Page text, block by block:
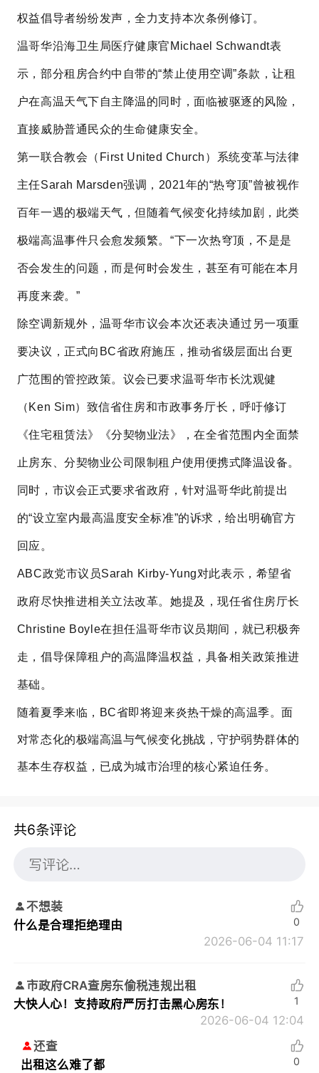
权益倡导者纷纷发声，全力支持本次条例修订。
温哥华沿海卫生局医疗健康官Michael Schwandt表
示，部分租房合约中自带的“禁止使用空调”条款，让租
户在高温天气下自主降温的同时，面临被驱逐的风险，
直接威胁普通民众的生命健康安全。
第一联合教会（First United Church）系统变革与法律
主任Sarah Marsden强调，2021年的“热穹顶”曾被视作
百年一遇的极端天气，但随着气候变化持续加剧，此类
极端高温事件只会愈发频繁。“下一次热穹顶，不是是
否会发生的问题，而是何时会发生，甚至有可能在本月
再度来袭。”
除空调新规外，温哥华市议会本次还表决通过另一项重
要决议，正式向BC省政府施压，推动省级层面出台更
广范围的管控政策。议会已要求温哥华市长沈观健
（Ken Sim）致信省住房和市政事务厅长，呼吁修订
《住宅租赁法》《分契物业法》，在全省范围内全面禁
止房东、分契物业公司限制租户使用便携式降温设备。
同时，市议会正式要求省政府，针对温哥华此前提出
的“设立室内最高温度安全标准”的诉求，给出明确官方
回应。
ABC政党市议员Sarah Kirby-Yung对此表示，希望省
政府尽快推进相关立法改革。她提及，现任省住房厅长
Christine Boyle在担任温哥华市议员期间，就已积极奔
走，倡导保障租户的高温降温权益，具备相关政策推进
基础。
随着夏季来临，BC省即将迎来炎热干燥的高温季。面
对常态化的极端高温与气候变化挑战，守护弱势群体的
基本生存权益，已成为城市治理的核心紧迫任务。
共6条评论
不想装
什么是合理拒绝理由
2026-06-04 11:17
0
市政府CRA查房东偷税违规出租
大快人心！支持政府严厉打击黑心房东！
2026-06-04 12:04
1
还查
出租这么难了都
0